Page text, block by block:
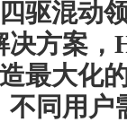
驱混动
决方案
最大化
同用